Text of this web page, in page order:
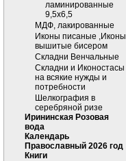
ламинированные
9,5х6,5
МДФ, лакированные
Иконы писаные ,Иконы
вышитые бисером
Складни Венчальные
Складни и Иконостасы
на всякие нужды и
потребности
Шелкография в
серебряной ризе
Ирининская Розовая
вода
Календарь
Православный 2026 год
Книги